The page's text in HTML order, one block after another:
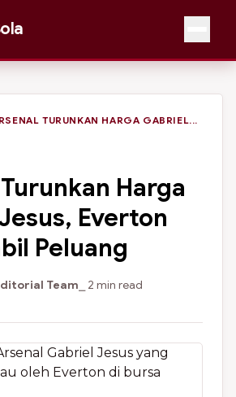
TURUNKAN HARGA GABRIEL...
Harga
Everton
Peluang
Team ⎯ 2 min read